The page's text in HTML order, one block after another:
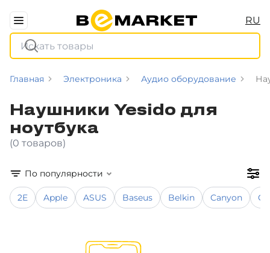
RU
Главная Электроника Аудио оборудование
Наушники Yesido для
ноутбука
(0 товаров)
По популярности
2E Apple ASUS Baseus Belkin Canyon